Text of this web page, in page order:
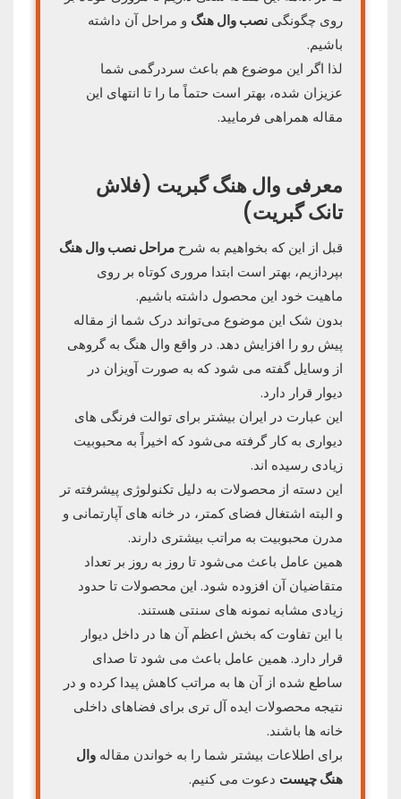
روی چگونگی نصب وال هنگ و مراحل آن داشته
باشیم.
لذا اگر این موضوع هم باعث سردرگمی شما
عزیزان شده، بهتر است حتماً ما را تا انتهای این
مقاله همراهی فرمایید.
معرفی وال هنگ گبریت (فلاش
تانک گبریت)
قبل از این که بخواهیم به شرح مراحل نصب وال هنگ
بپردازیم، بهتر است ابتدا مروری کوتاه بر روی
ماهیت خود این محصول داشته باشیم.
بدون شک این موضوع می‌تواند درک شما از مقاله
پیش رو را افزایش دهد. در واقع وال هنگ به گروهی
از وسایل گفته می شود که به صورت آویزان در
دیوار قرار دارد.
این عبارت در ایران بیشتر برای توالت فرنگی های
دیواری به کار گرفته می‌شود که اخیراً به محبوبیت
زیادی رسیده اند.
این دسته از محصولات به دلیل تکنولوژی پیشرفته تر
و البته اشتغال فضای کمتر، در خانه های آپارتمانی و
مدرن محبوبیت به مراتب بیشتری دارند.
همین عامل باعث می‌شود تا روز به روز بر تعداد
متقاضیان آن افزوده شود. این محصولات تا حدود
زیادی مشابه نمونه های سنتی هستند.
با این تفاوت که بخش اعظم آن ها در داخل دیوار
قرار دارد. همین عامل باعث می شود تا صدای
ساطع شده از آن ها به مراتب کاهش پیدا کرده و در
نتیجه محصولات ایده آل تری برای فضاهای داخلی
خانه ها باشند.
برای اطلاعات بیشتر شما را به خواندن مقاله وال
هنگ چیست دعوت می کنیم.